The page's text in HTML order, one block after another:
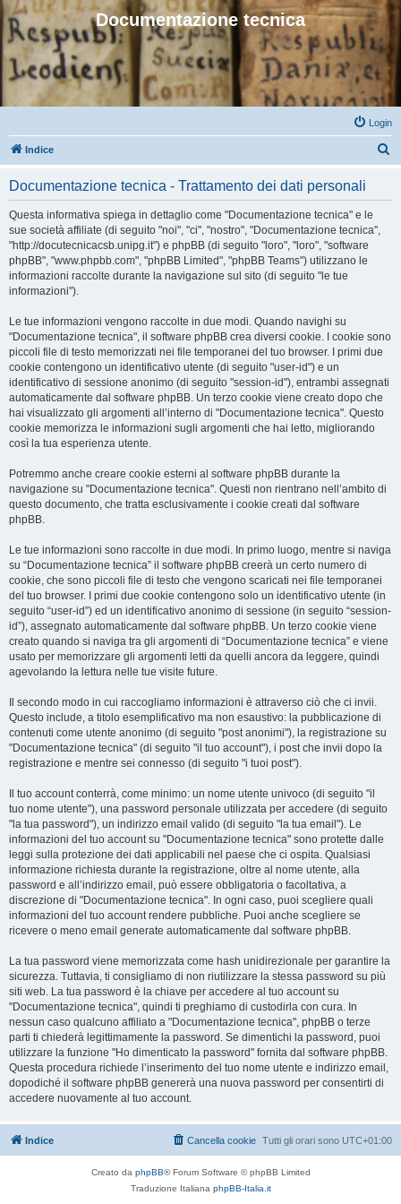
Documentazione tecnica
Login
Indice
Documentazione tecnica - Trattamento dei dati personali
Questa informativa spiega in dettaglio come "Documentazione tecnica" e le
sue società affiliate (di seguito "noi", "ci", "nostro", "Documentazione tecnica",
"http://docutecnicacsb.unipg.it") e phpBB (di seguito "loro", "loro", "software
phpBB", "www.phpbb.com", "phpBB Limited", "phpBB Teams") utilizzano le
informazioni raccolte durante la navigazione sul sito (di seguito "le tue
informazioni").
Le tue informazioni vengono raccolte in due modi. Quando navighi su
"Documentazione tecnica", il software phpBB crea diversi cookie. I cookie sono
piccoli file di testo memorizzati nei file temporanei del tuo browser. I primi due
cookie contengono un identificativo utente (di seguito "user-id") e un
identificativo di sessione anonimo (di seguito "session-id"), entrambi assegnati
automaticamente dal software phpBB. Un terzo cookie viene creato dopo che
hai visualizzato gli argomenti all’interno di "Documentazione tecnica". Questo
cookie memorizza le informazioni sugli argomenti che hai letto, migliorando
così la tua esperienza utente.
Potremmo anche creare cookie esterni al software phpBB durante la
navigazione su "Documentazione tecnica". Questi non rientrano nell’ambito di
questo documento, che tratta esclusivamente i cookie creati dal software
phpBB.
Le tue informazioni sono raccolte in due modi. In primo luogo, mentre si naviga
su “Documentazione tecnica” il software phpBB creerà un certo numero di
cookie, che sono piccoli file di testo che vengono scaricati nei file temporanei
del tuo browser. I primi due cookie contengono solo un identificativo utente (in
seguito “user-id”) ed un identificativo anonimo di sessione (in seguito “session-
id”), assegnato automaticamente dal software phpBB. Un terzo cookie viene
creato quando si naviga tra gli argomenti di “Documentazione tecnica” e viene
usato per memorizzare gli argomenti letti da quelli ancora da leggere, quindi
agevolando la lettura nelle tue visite future.
Il secondo modo in cui raccogliamo informazioni è attraverso ciò che ci invii.
Questo include, a titolo esemplificativo ma non esaustivo: la pubblicazione di
contenuti come utente anonimo (di seguito "post anonimi"), la registrazione su
"Documentazione tecnica" (di seguito "il tuo account"), i post che invii dopo la
registrazione e mentre sei connesso (di seguito "i tuoi post").
Il tuo account conterrà, come minimo: un nome utente univoco (di seguito "il
tuo nome utente"), una password personale utilizzata per accedere (di seguito
"la tua password"), un indirizzo email valido (di seguito "la tua email"). Le
informazioni del tuo account su "Documentazione tecnica" sono protette dalle
leggi sulla protezione dei dati applicabili nel paese che ci ospita. Qualsiasi
informazione richiesta durante la registrazione, oltre al nome utente, alla
password e all’indirizzo email, può essere obbligatoria o facoltativa, a
discrezione di "Documentazione tecnica". In ogni caso, puoi scegliere quali
informazioni del tuo account rendere pubbliche. Puoi anche scegliere se
ricevere o meno email generate automaticamente dal software phpBB.
La tua password viene memorizzata come hash unidirezionale per garantire la
sicurezza. Tuttavia, ti consigliamo di non riutilizzare la stessa password su più
siti web. La tua password è la chiave per accedere al tuo account su
"Documentazione tecnica", quindi ti preghiamo di custodirla con cura. In
nessun caso qualcuno affiliato a "Documentazione tecnica", phpBB o terze
parti ti chiederà legittimamente la password. Se dimentichi la password, puoi
utilizzare la funzione "Ho dimenticato la password" fornita dal software phpBB.
Questa procedura richiede l’inserimento del tuo nome utente e indirizzo email,
dopodiché il software phpBB genererà una nuova password per consentirti di
accedere nuovamente al tuo account.
Indice Tutti gli orari sono UTC+01:00
Cancella cookie
Creato da phpBB® Forum Software © phpBB Limited
Traduzione Italiana phpBB-Italia.it